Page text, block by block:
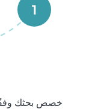
1
خصص بحثك وفقًا